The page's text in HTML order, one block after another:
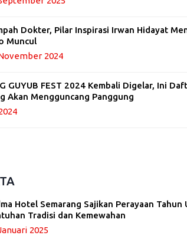
Dokter, Pilar Inspirasi Irwan Hidayat
Muncul
2024
GUYUB FEST 2024 Kembali Digelar, Ini
Akan Mengguncang Panggung
Hotel Semarang Sajikan Perayaan Tahun
Tradisi dan Kemewahan
2025